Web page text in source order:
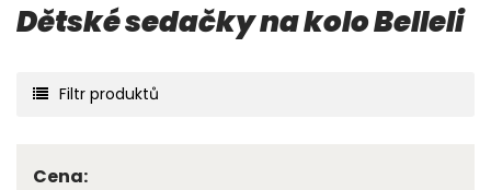
Dětské sedačky na kolo Belleli
Filtr produktů
Cena: